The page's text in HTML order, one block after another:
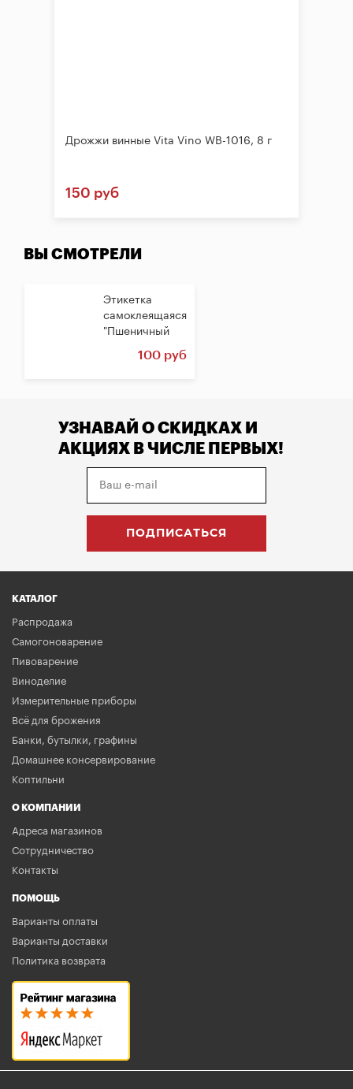
Дрожжи винные Vita Vino WB-1016, 8 г
150 руб
ВЫ СМОТРЕЛИ
Этикетка
самоклеящаяся
"Пшеничный
100 руб
УЗНАВАЙ О СКИДКАХ И
АКЦИЯХ В ЧИСЛЕ ПЕРВЫХ!
КАТАЛОГ
Распродажа
Самогоноварение
Пивоварение
Виноделие
Измерительные приборы
Всё для брожения
Банки, бутылки, графины
Домашнее консервирование
Коптильни
О КОМПАНИИ
Адреса магазинов
Сотрудничество
Контакты
ПОМОЩЬ
Варианты оплаты
Варианты доставки
Политика возврата